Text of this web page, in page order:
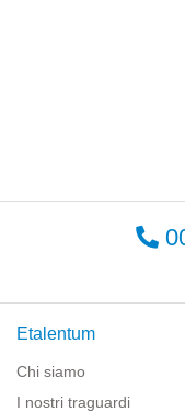
Etalentum
Chi siamo
I nostri traguardi